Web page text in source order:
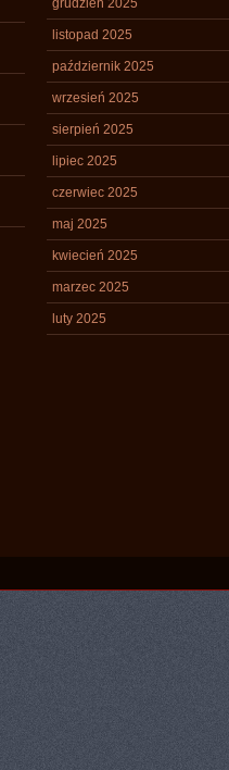
grudzień 2025
listopad 2025
październik 2025
wrzesień 2025
sierpień 2025
lipiec 2025
czerwiec 2025
maj 2025
kwiecień 2025
marzec 2025
luty 2025